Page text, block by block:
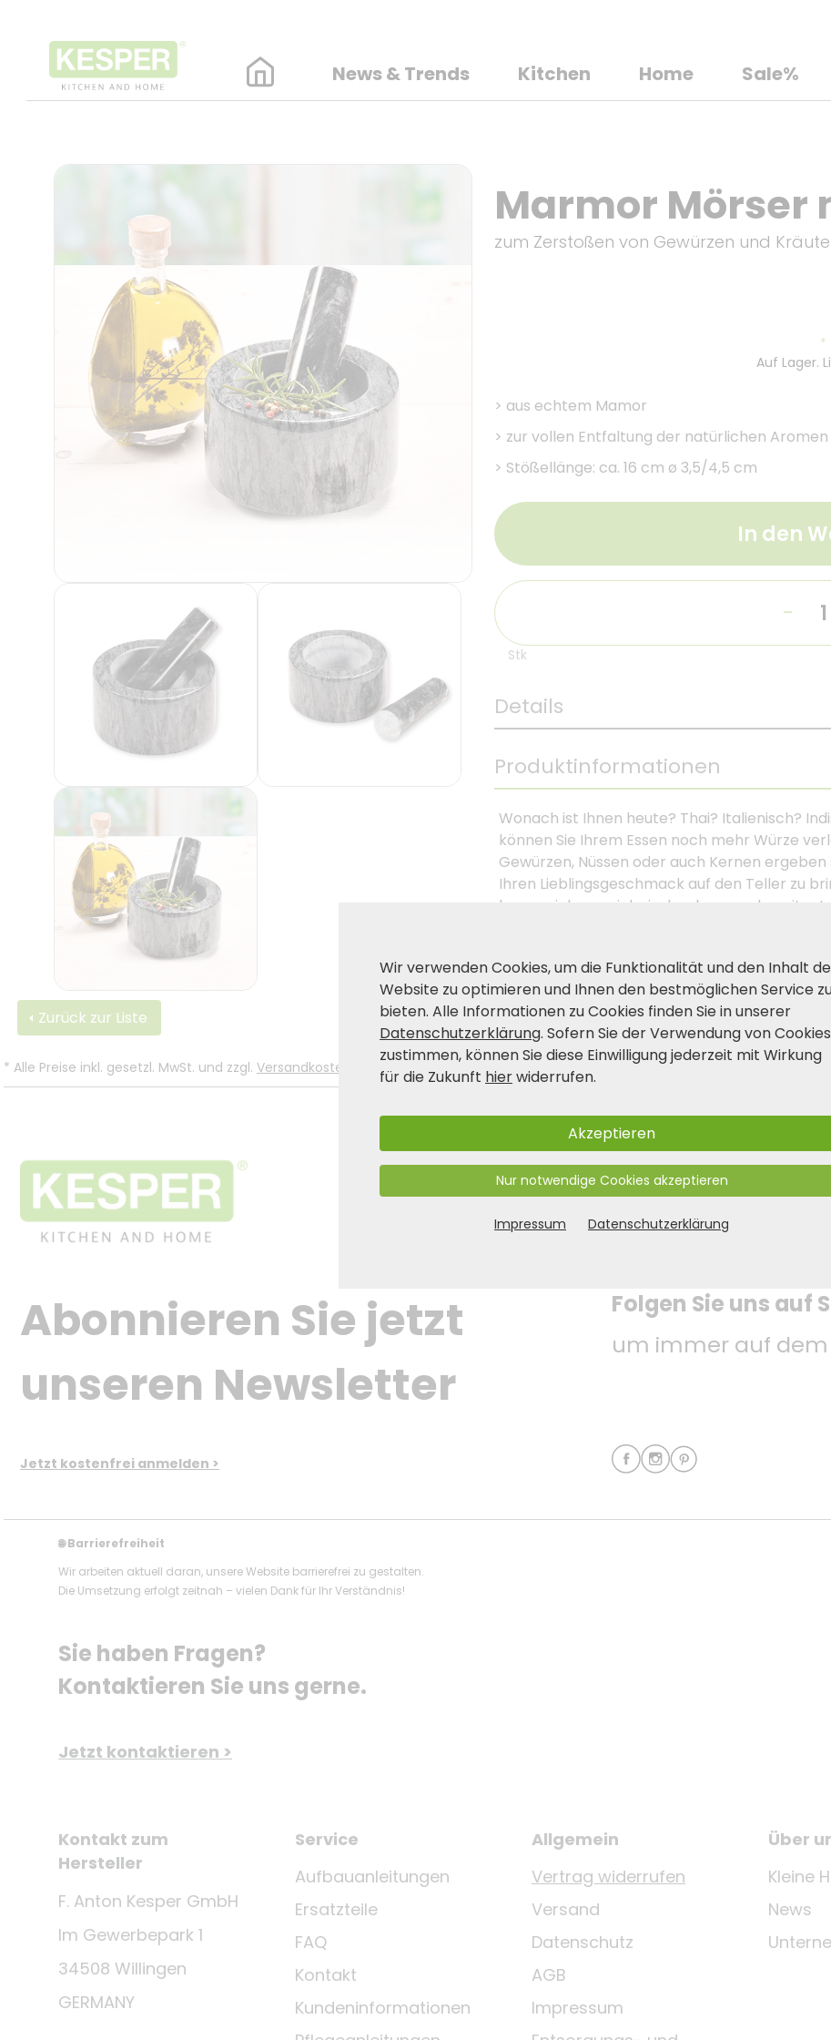
News & Trends Kitchen Home Sale%
Marmor Mörser
zum Zerstoßen von Gewürzen und
*
Auf Lager.
> aus echtem Mamor
> zur vollen Entfaltung der natürlichen Aromen
> Stößellänge: ca. 16 cm ø 3,5/4,5 cm
In den
-
Stk
Details
Produktinformationen
Wonach ist Ihnen heute? Thai? Italienisch?
können Sie Ihrem Essen noch mehr Würze
Gewürzen, Nüssen oder auch Kernen
Ihren Lieblingsgeschmack auf den Teller zu
lassen sich so spielerisch zuhause zubereiten!
Produkt- und
Zurück zur Liste
* Alle Preise inkl. gesetzl. MwSt. und zzgl. Versandkosten
Abonnieren Sie jetzt
unseren Newsletter
Jetzt kostenfrei anmelden >
Folgen Sie uns auf
um immer auf dem
🌐Barrierefreiheit
Wir arbeiten aktuell daran, unsere Website barrierefrei zu gestalten.
Die Umsetzung erfolgt zeitnah – vielen Dank für Ihr Verständnis!
Sie haben Fragen?
Kontaktieren Sie uns gerne.
Jetzt kontaktieren >
Kontakt zum
Hersteller
F. Anton Kesper GmbH
Im Gewerbepark 1
34508 Willingen
GERMANY
Service
Aufbauanleitungen
Ersatzteile
FAQ
Kontakt
Kundeninformationen
Allgemein
Vertrag widerrufen
Versand
Datenschutz
AGB
Impressum
Über
Kleine
News
Wir verwenden Cookies, um die Funktionalität und den Inhalt
Website zu optimieren und Ihnen den bestmöglichen Service
bieten. Alle Informationen zu Cookies finden Sie in unserer
Datenschutzerklärung. Sofern Sie der Verwendung von Cookies
zustimmen, können Sie diese Einwilligung jederzeit mit Wirkung
für die Zukunft hierwiderrufen.
Akzeptieren
Nur notwendige Cookies akzeptieren
Impressum Datenschutzerklärung